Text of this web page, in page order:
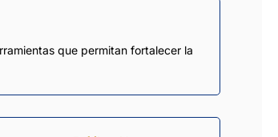
que permitan fortalecer la